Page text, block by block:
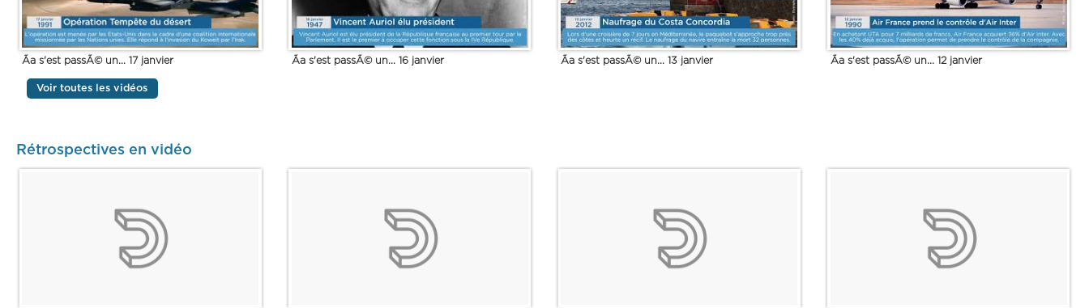
Ãa s'est passÃ© un... 17 janvier Ãa s'est passÃ© un... 16 janvier Ãa s'est passÃ© un... 13 janvier Ãa s'est passÃ© un... 12 janvier
Voir toutes les vidéos
Rétrospectives en vidéo